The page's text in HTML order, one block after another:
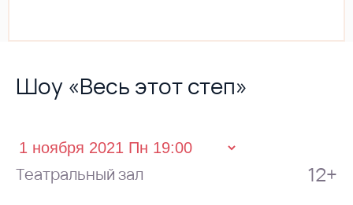
Шоу «Весь этот степ»
Театральный зал 12+